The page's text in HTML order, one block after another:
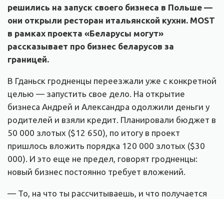
решились на запуск своего бизнеса в Польше —
они открыли ресторан итальянской кухни. MOST
в рамках проекта «Беларусы могут»
рассказывает про бизнес беларусов за
границей.
В Гданьск гродненцы переезжали уже с конкретной
целью — запустить свое дело. На открытие
бизнеса Андрей и Александра одолжили деньги у
родителей и взяли кредит. Планировали бюджет в
50 000 злотых ($12 650), по итогу в проект
пришлось вложить порядка 120 000 злотых ($30
000). И это еще не предел, говорят гродненцы:
новый бизнес постоянно требует вложений.
— То, на что ты рассчитываешь, и что получается